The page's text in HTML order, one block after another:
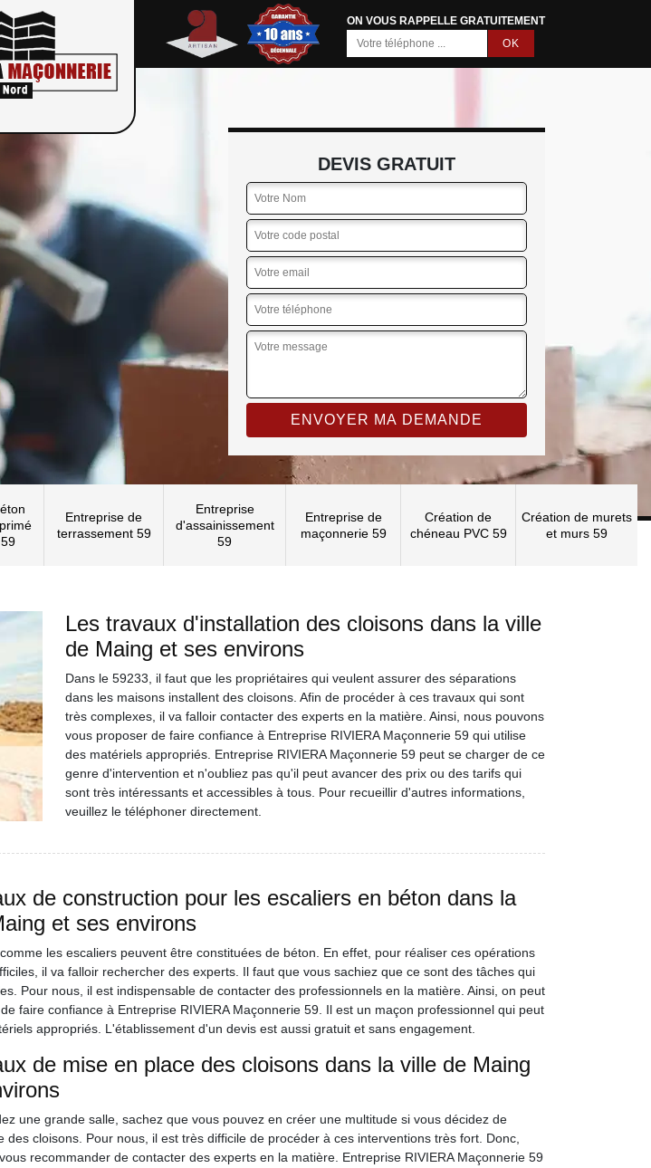
ON VOUS RAPPELLE GRATUITEMENT
DEVIS GRATUIT
59
Entreprise de
terrassement 59
Entreprise
d'assainissement
59
Entreprise de
maçonnerie 59
Création de
chéneau PVC 59
Création de murets
et murs 59
Les travaux d'installation des cloisons dans la ville
de Maing et ses environs
Dans le 59233, il faut que les propriétaires qui veulent assurer des séparations
dans les maisons installent des cloisons. Afin de procéder à ces travaux qui sont
très complexes, il va falloir contacter des experts en la matière. Ainsi, nous pouvons
vous proposer de faire confiance à Entreprise RIVIERA Maçonnerie 59 qui utilise
des matériels appropriés. Entreprise RIVIERA Maçonnerie 59 peut se charger de ce
genre d'intervention et n'oubliez pas qu'il peut avancer des prix ou des tarifs qui
sont très intéressants et accessibles à tous. Pour recueillir d'autres informations,
veuillez le téléphoner directement.
de construction pour les escaliers en béton dans la
et ses environs
les escaliers peuvent être constituées de béton. En effet, pour réaliser ces opérations
il va falloir rechercher des experts. Il faut que vous sachiez que ce sont des tâches qui
Pour nous, il est indispensable de contacter des professionnels en la matière. Ainsi, on peut
faire confiance à Entreprise RIVIERA Maçonnerie 59. Il est un maçon professionnel qui peut
appropriés. L'établissement d'un devis est aussi gratuit et sans engagement.
de mise en place des cloisons dans la ville de Maing
une grande salle, sachez que vous pouvez en créer une multitude si vous décidez de
des cloisons. Pour nous, il est très difficile de procéder à ces interventions très fort. Donc,
recommander de contacter des experts en la matière. Entreprise RIVIERA Maçonnerie 59